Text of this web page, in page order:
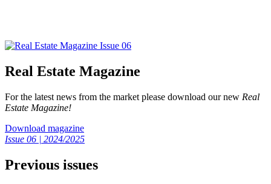
Real Estate Magazine
For the latest news from the market please download our new Real
Estate Magazine!
Download magazine
Issue 06 | 2024/2025
Previous issues